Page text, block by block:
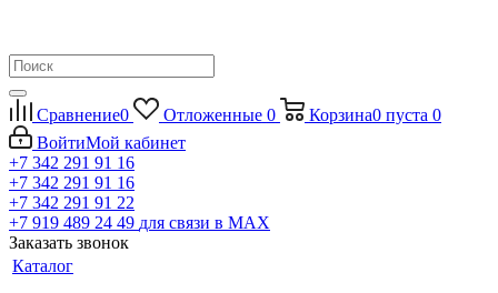
Сравнение0 Отложенные 0 Корзина0 пуста 0
ВойтиМой кабинет
+7 342 291 91 16
+7 342 291 91 16
+7 342 291 91 22
+7 919 489 24 49 для связи в МАХ
Заказать звонок
Каталог